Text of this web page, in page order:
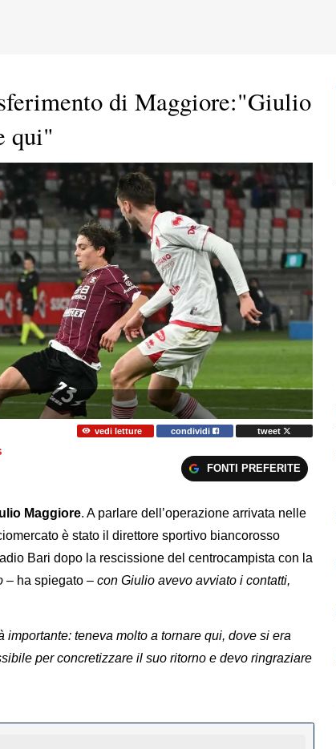
di Maggiore:"Giulio
qui"
vedi letture condividi tweet
FONTI PREFERITE
Maggiore. A parlare dell’operazione arrivata nelle
è stato il direttore sportivo biancorosso
Bari dopo la rescissione del centrocampista con la
– ha spiegato – con Giulio avevo avviato i contatti,
importante: teneva molto a tornare qui, dove si era
per concretizzare il suo ritorno e devo ringraziare